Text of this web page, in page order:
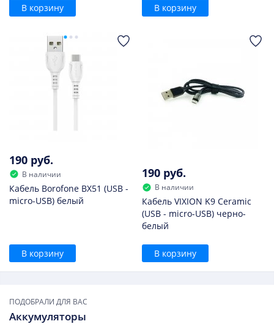
В корзину В корзину
190 руб.
В наличии
Кабель Borofone BX51 (USB -
micro-USB) белый
В корзину
190 руб.
В наличии
Кабель VIXION K9 Ceramic
(USB - micro-USB) черно-
белый
В корзину
ПОДОБРАЛИ ДЛЯ ВАС
Аккумуляторы